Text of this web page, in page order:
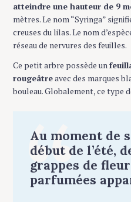
atteindre une hauteur de 9
mètres. Le nom “Syringa”
creuses du lilas. Le nom
réseau de nervures des feuilles.
Ce petit arbre possède un
rougeâtreavec des marques
bouleau. Globalement, ce type
Au moment de
début de l’été,
grappes de
parfumées